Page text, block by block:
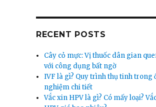
RECENT POSTS
Cây cỏ mực: Vị thuốc dân gian
với công dụng bất ngờ
IVF là gì? Quy trình thụ tinh trong
nghiệm chi tiết
Vắc xin HPV là gì? Có mấy loại?